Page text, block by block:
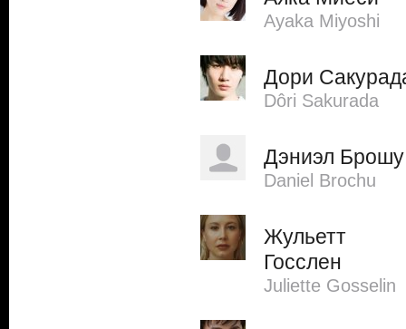
Ayaka Miyoshi
Дори
Dôri Sakurada
Дэниэл Брошу
Daniel Brochu
Жульетт
Госслен
Juliette Gosselin